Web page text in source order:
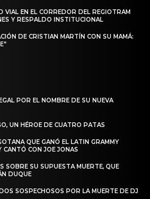
VIAL EN EL CORREDOR DEL REGIOTRAM
Y RESPALDO INSTITUCIONAL
DE CRISTIAN MARTÍN CON SU MAMÁ:
POR EL NOMBRE DE SU NUEVA
UN HÉROE DE CUATRO PATAS
QUE GANÓ EL LATIN GRAMMY
CANTÓ CON JOE JONAS
SOBRE SU SUPUESTA MUERTE, QUE
DUQUE
SOSPECHOSOS POR LA MUERTE DE DJ